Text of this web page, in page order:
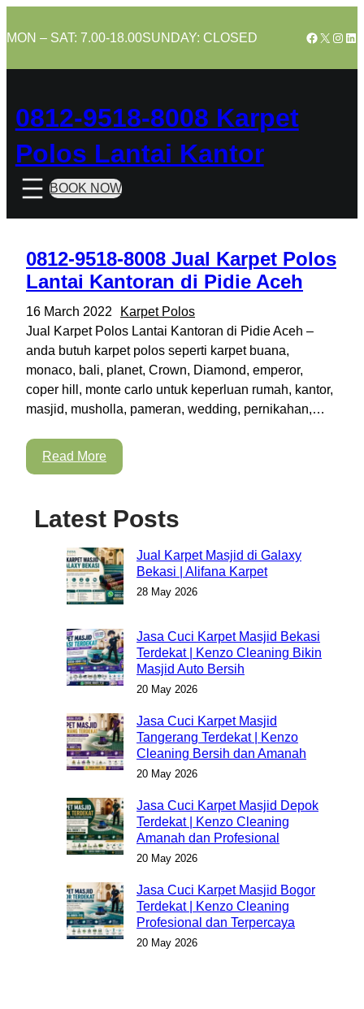
to
MON – SAT: 7.00-18.00SUNDAY: CLOSED Facebook
X
0812-9518-8008 Karpet
Polos Lantai Kantor
BOOK NOW
0812-9518-8008 Jual Karpet Polos
Lantai Kantoran di Pidie Aceh
16 March 2022
Karpet Polos
Jual Karpet Polos Lantai Kantoran di Pidie Aceh –
anda butuh karpet polos seperti karpet buana,
monaco, bali, planet, Crown, Diamond, emperor,
coper hill, monte carlo untuk keperluan rumah, kantor,
masjid, musholla, pameran, wedding, pernikahan,…
Read More
Latest Posts
Jual Karpet Masjid di Galaxy
Bekasi | Alifana Karpet
28 May 2026
Jasa Cuci Karpet Masjid Bekasi
Terdekat | Kenzo Cleaning Bikin
Masjid Auto Bersih
20 May 2026
Jasa Cuci Karpet Masjid
Tangerang Terdekat | Kenzo
Cleaning Bersih dan Amanah
20 May 2026
Jasa Cuci Karpet Masjid Depok
Terdekat | Kenzo Cleaning
Amanah dan Profesional
20 May 2026
Jasa Cuci Karpet Masjid Bogor
Terdekat | Kenzo Cleaning
Profesional dan Terpercaya
20 May 2026